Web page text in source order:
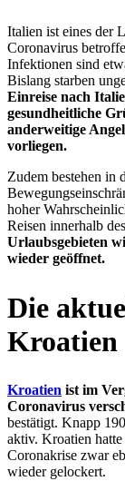
Italien ist eines der
Coronavirus
Infektionen sind
Bislang starben
Einreise nach
gesundheitliche
anderweitige
vorliegen.
Zudem bestehen in
hoher
Reisen innerhalb
Urlaubsgebieten
wieder geöffnet.
Die
Kroatien
Kroatien ist im
Coronavirus
bestätigt. Knapp
aktiv. Kroatien
Coronakrise zwar
wieder gelockert.